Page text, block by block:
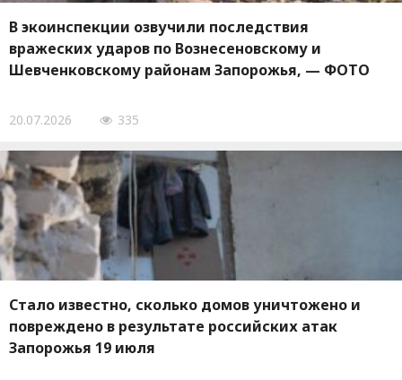
В экоинспекции озвучили последствия
вражеских ударов по Вознесеновскому и
Шевченковскому районам Запорожья, — ФОТО
20.07.2026 335
Стало известно, сколько домов уничтожено и
повреждено в результате российских атак
Запорожья 19 июля